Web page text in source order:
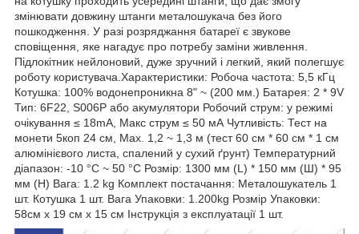
змінювати довжину штанги металошукача без його
пошкодження. У разі розряджання батареї є звукове
сповіщення, яке нагадує про потребу заміни живлення.
Підлокітник нейлоновий, дуже зручний і легкий, який полегшує
роботу користувача.Характеристики: Робоча частота: 5,5 кГц
Котушка: 100% водонепроникна 8" ~ (200 мм.) Батарея: 2 * 9V
Тип: 6F22, S006P або акумулятори Робочий струм: у режимі
очікування ≤ 18mA, Макс струм ≤ 50 мА Чутливість: Тест на
монети 5коп 24 см, Max. 1,2 ~ 1,3 м (тест 60 см * 60 см * 1 см
алюмінієвого листа, спалений у сухий ґрунт) Температурний
діапазон: -10 °C ~ 50 °C Розмір: 1300 мм (L) * 150 мм (Ш) * 95
мм (H) Вага: 1.2 kg Комплект постачання: Металошукатель 1
шт. Котушка 1 шт. Вага Упаковки: 1.200kg Розмір Упаковки:
58см х 19 см x 15 см Інструкція з експлуатації 1 шт.